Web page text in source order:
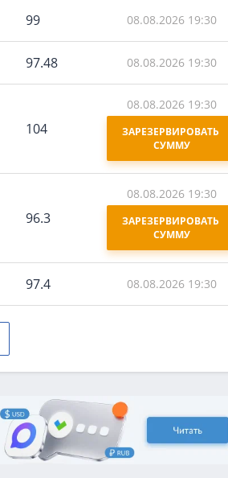
99 08.08.2026 19:30
97.48 08.08.2026 19:30
104
08.08.2026 19:30
ЗАРЕЗЕРВИРОВАТЬ
СУММУ
96.3
08.08.2026 19:30
ЗАРЕЗЕРВИРОВАТЬ
СУММУ
97.4 08.08.2026 19:30